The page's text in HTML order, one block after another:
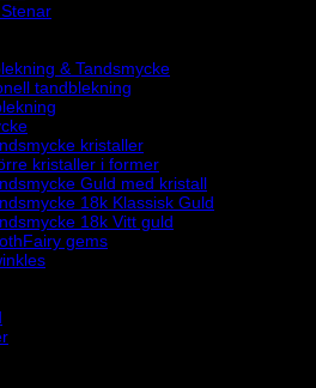
& Tandsmycke
tandblekning
kristaller
kristaller i former
Guld med kristall
18k Klassisk Guld
18k Vitt guld
gems